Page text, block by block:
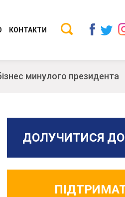
КОНТАКТИ
минулого президента
ДОЛУЧИТИСЯ ДО